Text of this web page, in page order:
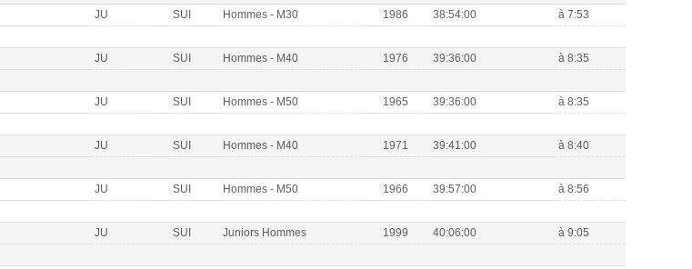
JU SUI Hommes - M30 1986 38:54:00 à 7:53
JU SUI Hommes - M40 1976 39:36:00 à 8:35
JU SUI Hommes - M50 1965 39:36:00 à 8:35
JU SUI Hommes - M40 1971 39:41:00 à 8:40
JU SUI Hommes - M50 1966 39:57:00 à 8:56
JU SUI Juniors Hommes 1999 40:06:00 à 9:05